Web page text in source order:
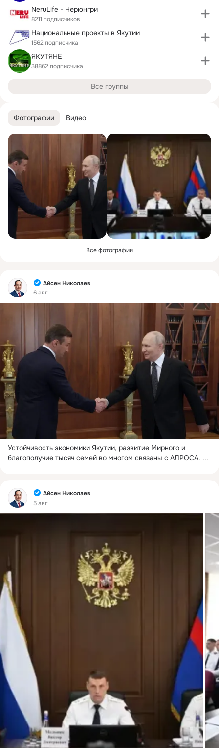
Фотографии Видео
Все фотографии
Фид
Айсен Николаев
6 авг
Устойчивость экономики Якутии, развитие Мирного и
благополучие тысяч семей во многом связаны с АЛРОСА. ...
Фид
Айсен Николаев
5 авг
NeruLife - Нерюнгри
8211 подписчиков
Национальные проекты в Якутии
1562 подписчика
ЯКУТЯНЕ
38862 подписчика
Все группы